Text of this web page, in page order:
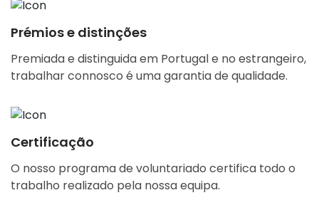
Prémios e distinções
Premiada e distinguida em Portugal e no estrangeiro,
trabalhar connosco é uma garantia de qualidade.
Certificação
O nosso programa de voluntariado certifica todo o
trabalho realizado pela nossa equipa.